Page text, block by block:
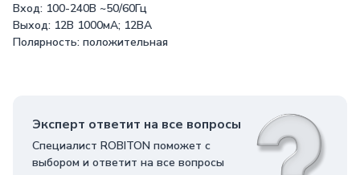
Вход: 100-240В ~50/60Гц
Выход: 12В 1000мА; 12ВА
Полярность: положительная
Эксперт ответит на все вопросы
Специалист ROBITON поможет с
выбором и ответит на все вопросы